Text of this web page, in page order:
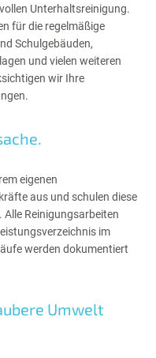
Unterhaltsreinigung.
für die regelmäßige
Schulgebäuden,
und vielen weiteren
wir Ihre
eigenen
aus und schulen diese
Alle Reinigungsarbeiten
im
werden dokumentiert
Umwelt